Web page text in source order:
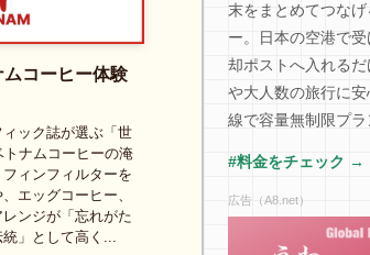
コーヒー体験
ック誌が選ぶ「世
ナムコーヒーの淹
ィンフィルターを
エッグコーヒー、
ンジが「忘れがた
」として高く...
末をまとめてつな
ー。日本の空港で
却ポストへ入れる
や大人数の旅行に
線で容量無制限プラ
#料金をチェック →
広告（A8.net）